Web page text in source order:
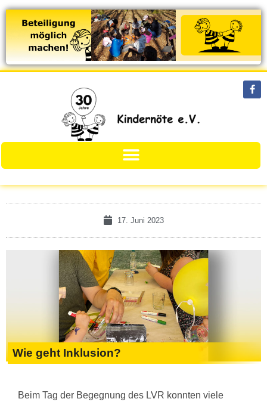
17. Juni 2023
Wie geht Inklusion?
Beim Tag der Begegnung des LVR konnten viele